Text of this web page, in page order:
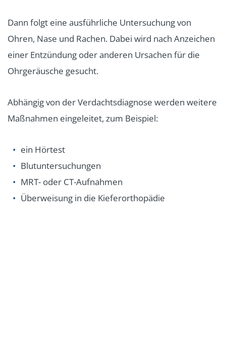
Dann folgt eine ausführliche Untersuchung von
Ohren, Nase und Rachen. Dabei wird nach Anzeichen
einer Entzündung oder anderen Ursachen für die
Ohrgeräusche gesucht.
Abhängig von der Verdachtsdiagnose werden weitere
Maßnahmen eingeleitet, zum Beispiel:
ein Hörtest
Blutuntersuchungen
MRT- oder CT-Aufnahmen
Überweisung in die Kieferorthopädie